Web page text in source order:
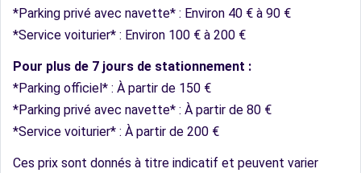
*Parking privé avec navette* : Environ 40 € à 90 €
*Service voiturier* : Environ 100 € à 200 €
Pour plus de 7 jours de stationnement :
*Parking officiel* : À partir de 150 €
*Parking privé avec navette* : À partir de 80 €
*Service voiturier* : À partir de 200 €
Ces prix sont donnés à titre indicatif et peuvent varier